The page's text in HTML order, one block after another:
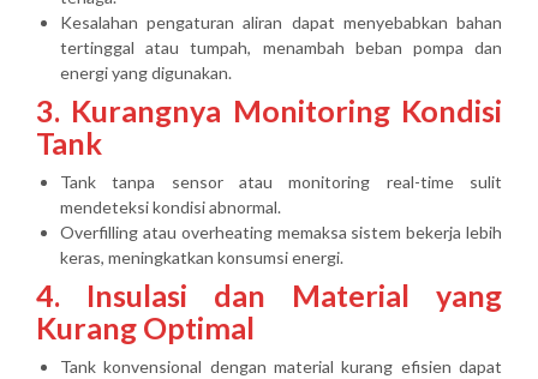
Kesalahan pengaturan aliran dapat menyebabkan bahan
tertinggal atau tumpah, menambah beban pompa dan
energi yang digunakan.
3. Kurangnya Monitoring Kondisi
Tank
Tank tanpa sensor atau monitoring real-time sulit
mendeteksi kondisi abnormal.
Overfilling atau overheating memaksa sistem bekerja lebih
keras, meningkatkan konsumsi energi.
4. Insulasi dan Material yang
Kurang Optimal
Tank konvensional dengan material kurang efisien dapat